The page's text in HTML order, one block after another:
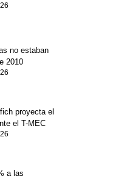
no estaban
2010
proyecta el
el T-MEC
a las